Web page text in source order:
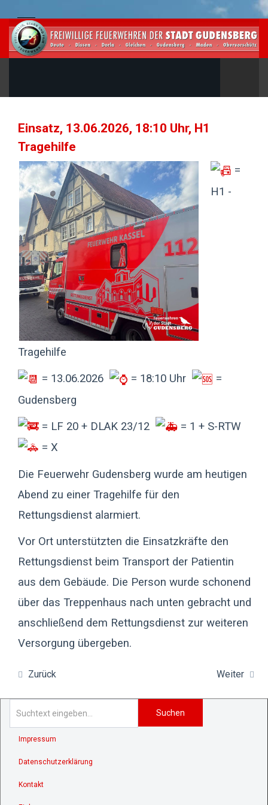
Einsatz, 13.06.2026, 18:10 Uhr, H1
Tragehilfe
=
H1 -
Tragehilfe
= 13.06.2026
= 18:10 Uhr
=
Gudensberg
= LF 20 + DLAK 23/12
= 1 + S-RTW
= X
Die Feuerwehr Gudensberg wurde am heutigen
Abend zu einer Tragehilfe für den
Rettungsdienst alarmiert.
Vor Ort unterstützten die Einsatzkräfte den
Rettungsdienst beim Transport der Patientin
aus dem Gebäude. Die Person wurde schonend
über das Treppenhaus nach unten gebracht und
anschließend dem Rettungsdienst zur weiteren
Versorgung übergeben.
Zurück Weiter
Suchen
Impressum
Datenschutzerklärung
Kontakt